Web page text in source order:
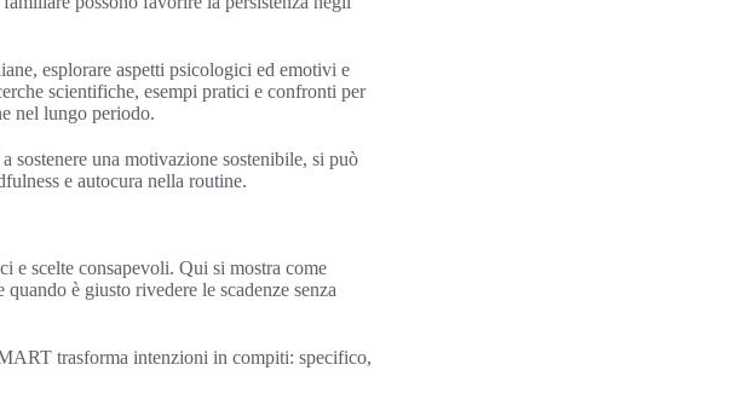
esplorare aspetti psicologici ed emotivi e
scientifiche, esempi pratici e confronti per
nel lungo periodo.
sostenere una motivazione sostenibile, si può
e autocura nella routine.
e scelte consapevoli. Qui si mostra come
è giusto rivedere le scadenze senza
trasforma intenzioni in compiti: specifico,